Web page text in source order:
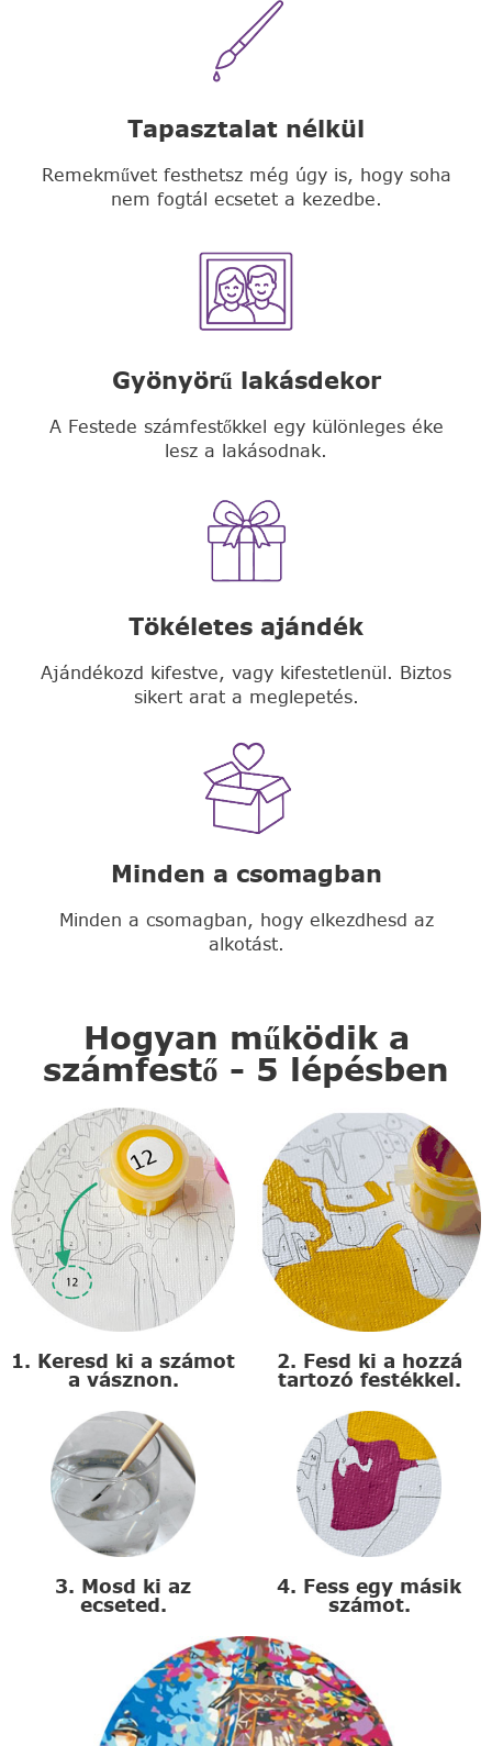
Tapasztalat nélkül
Remekművet festhetsz még úgy is, hogy soha
nem fogtál ecsetet a kezedbe.
Gyönyörű lakásdekor
A Festede számfestőkkel egy különleges éke
lesz a lakásodnak.
Tökéletes ajándék
Ajándékozd kifestve, vagy kifestetlenül. Biztos
sikert arat a meglepetés.
Minden a csomagban
Minden a csomagban, hogy elkezdhesd az
alkotást.
Hogyan működik a
számfestő - 5 lépésben
1. Keresd ki a számot
a vásznon.
2. Fesd ki a hozzá
tartozó festékkel.
3. Mosd ki az
ecseted.
4. Fess egy másik
számot.